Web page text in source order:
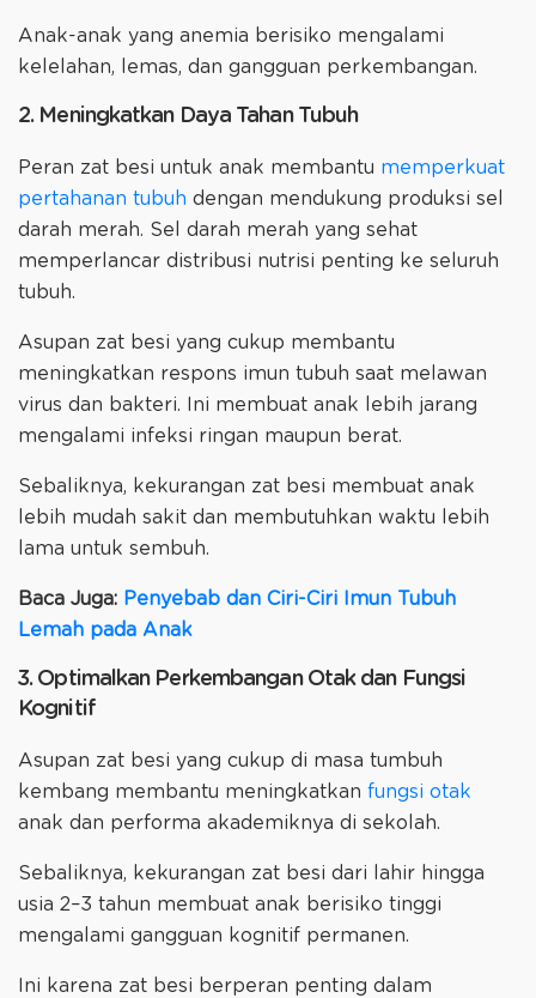
Anak-anak yang anemia berisiko mengalami
kelelahan, lemas, dan gangguan perkembangan.
2. Meningkatkan Daya Tahan Tubuh
Peran zat besi untuk anak membantu memperkuat
pertahanan tubuh dengan mendukung produksi sel
darah merah. Sel darah merah yang sehat
memperlancar distribusi nutrisi penting ke seluruh
tubuh.
Asupan zat besi yang cukup membantu
meningkatkan respons imun tubuh saat melawan
virus dan bakteri. Ini membuat anak lebih jarang
mengalami infeksi ringan maupun berat.
Sebaliknya, kekurangan zat besi membuat anak
lebih mudah sakit dan membutuhkan waktu lebih
lama untuk sembuh.
Baca Juga: Penyebab dan Ciri-Ciri Imun Tubuh
Lemah pada Anak
3. Optimalkan Perkembangan Otak dan Fungsi
Kognitif
Asupan zat besi yang cukup di masa tumbuh
kembang membantu meningkatkan fungsi otak
anak dan performa akademiknya di sekolah.
Sebaliknya, kekurangan zat besi dari lahir hingga
usia 2–3 tahun membuat anak berisiko tinggi
mengalami gangguan kognitif permanen.
Ini karena zat besi berperan penting dalam